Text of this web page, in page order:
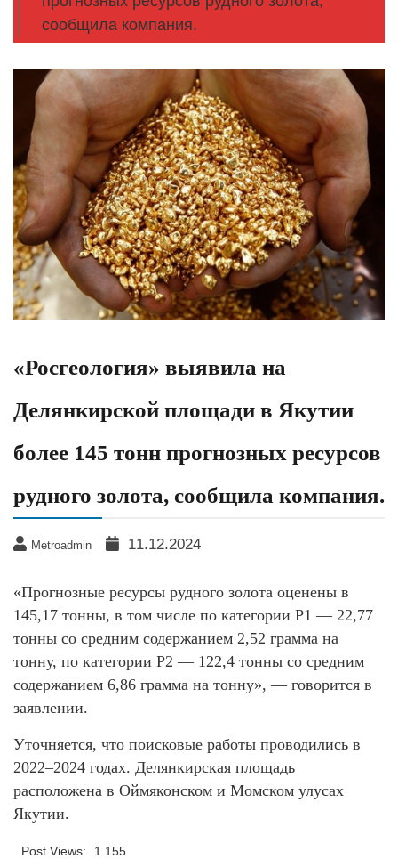
сообщила компания.
«Росгеология» выявила на
Делянкирской площади в Якутии
более 145 тонн прогнозных ресурсов
рудного золота, сообщила компания.
Metroadmin 11.12.2024
«Прогнозные ресурсы рудного золота оценены в
145,17 тонны, в том числе по категории Р1 — 22,77
тонны со средним содержанием 2,52 грамма на
тонну, по категории Р2 — 122,4 тонны со средним
содержанием 6,86 грамма на тонну», — говорится в
заявлении.
Уточняется, что поисковые работы проводились в
2022–2024 годах. Делянкирская площадь
расположена в Оймяконском и Момском улусах
Якутии.
Post Views: 1 155